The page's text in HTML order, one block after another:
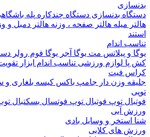
بدنسازی
دستگاه بدنسازی دستگاه چندکاره پله
هالتر میله هالتر صفحه ، وزنه هالتر دمبل و
استند
تناسب اندام
یوگا و پیلاتس مت یوگا آجر یوگا فوم رولر
کش پا لوازم ورزشی تناسب اندام ابزار
کراس فیت
جلیقه وزن دار جامپ باکس کیسه بلغاری و
توپی
فوتبال توپ فوتبال توپ فوتسال بسکتبال
ورزش آبی
شنا استخر و وسایل بادی
ورزش های کلابی